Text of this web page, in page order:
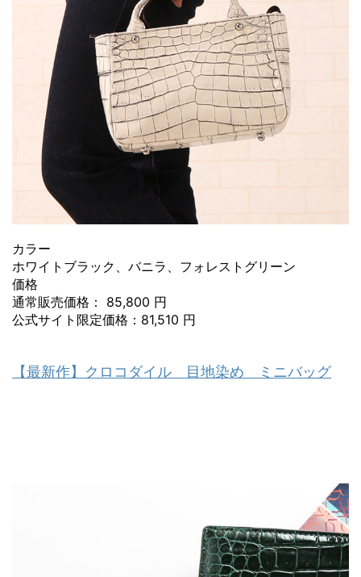
カラー
ホワイトブラック、バニラ、フォレストグリーン
価格
通常販売価格： 85,800 円
公式サイト限定価格：81,510 円
【最新作】クロコダイル 目地染め ミニバッグ